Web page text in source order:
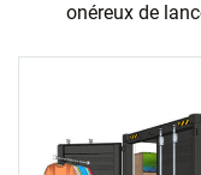
onéreux de